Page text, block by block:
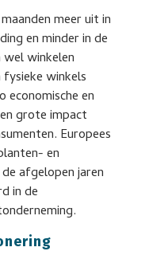
meer uit in
en minder in de
winkelen
winkels
en
grote impact
Europees
en
afgelopen jaren
in de